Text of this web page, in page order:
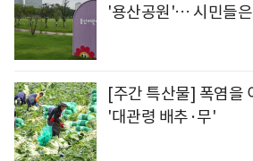
'용산공원'… 시민들
[주간 특산물] 폭염을
'대관령 배추·무'